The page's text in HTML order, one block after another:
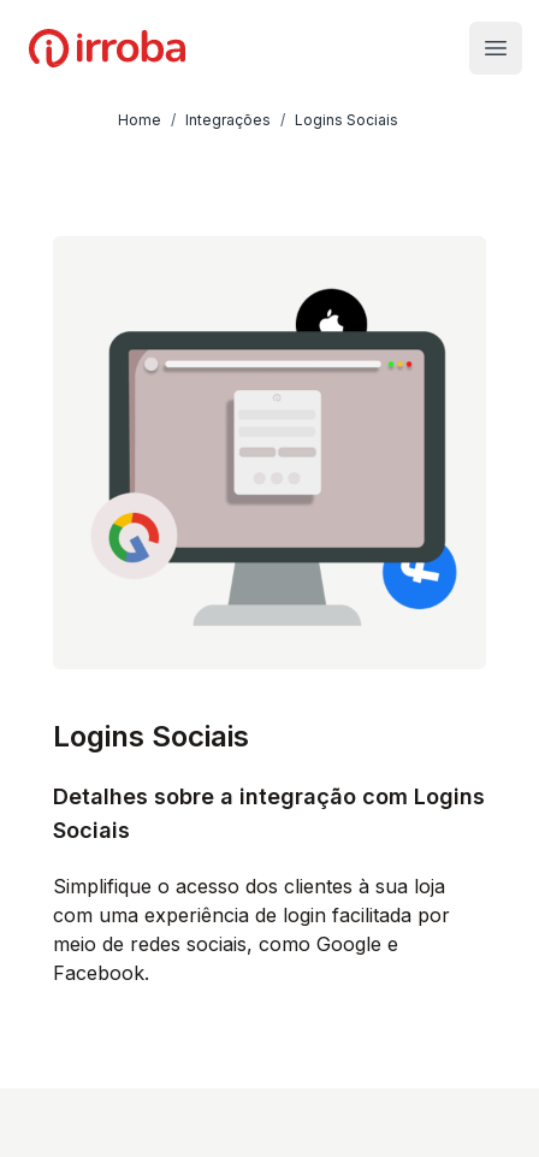
Irroba
Home / Integrações / Logins Sociais
Logins Sociais
Detalhes sobre a integração com Logins
Sociais
Simplifique o acesso dos clientes à sua loja
com uma experiência de login facilitada por
meio de redes sociais, como Google e
Facebook.